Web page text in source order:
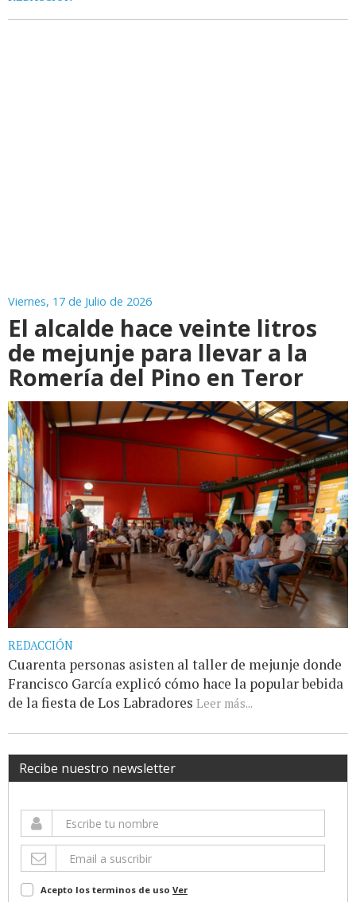
Viernes, 17 de Julio de 2026
El alcalde hace veinte litros
de mejunje para llevar a la
Romería del Pino en Teror
REDACCIÓN
Cuarenta personas asisten al taller de mejunje donde
Francisco García explicó cómo hace la popular bebida
de la fiesta de Los Labradores Leer más...
Recibe nuestro newsletter
Acepto los terminos de uso Ver